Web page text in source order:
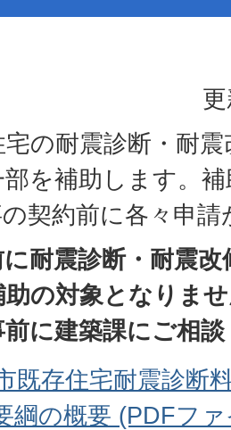
の耐震診断・耐
を補助します。
契約前に各々申
耐震診断・耐震
の対象となりま
に建築課にご相
既存住宅耐震診断
綱の概要 (PDFフ